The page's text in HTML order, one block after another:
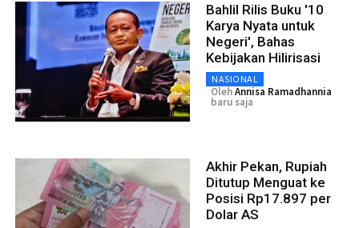
Bahlil Rilis Buku '10
Karya Nyata untuk
Negeri', Bahas
Kebijakan Hilirisasi
NASIONAL
OlehAnnisa Ramadhannia
baru saja
Akhir Pekan, Rupiah
Ditutup Menguat ke
Posisi Rp17.897 per
Dolar AS